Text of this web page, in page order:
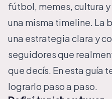
fútbol, memes, cultura
una misma timeline. La
una estrategia clara y
seguidores que
que decís. En esta guía
lograrlo paso a paso.